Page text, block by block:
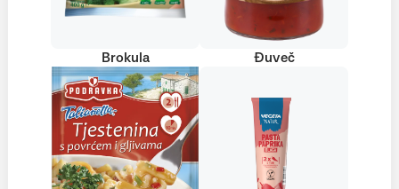
Brokula Đuveč